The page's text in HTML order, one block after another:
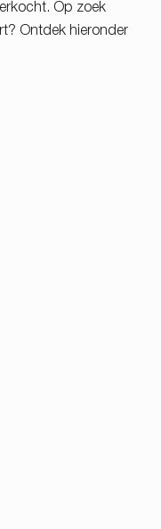
Op zoek
Ontdek hieronder